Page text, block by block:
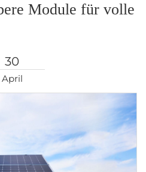
Module für volle
30
April